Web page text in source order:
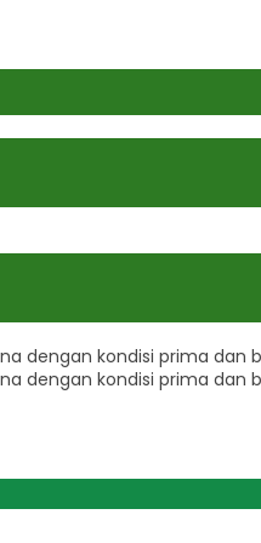
dengan kondisi prima dan
dengan kondisi prima dan